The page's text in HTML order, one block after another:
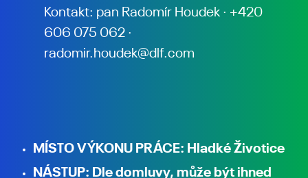
Kontakt: pan Radomír Houdek · +420
606 075 062 ·
radomir.houdek@dlf.com
MÍSTO VÝKONU PRÁCE: Hladké Životice
NÁSTUP: Dle domluvy, může být ihned